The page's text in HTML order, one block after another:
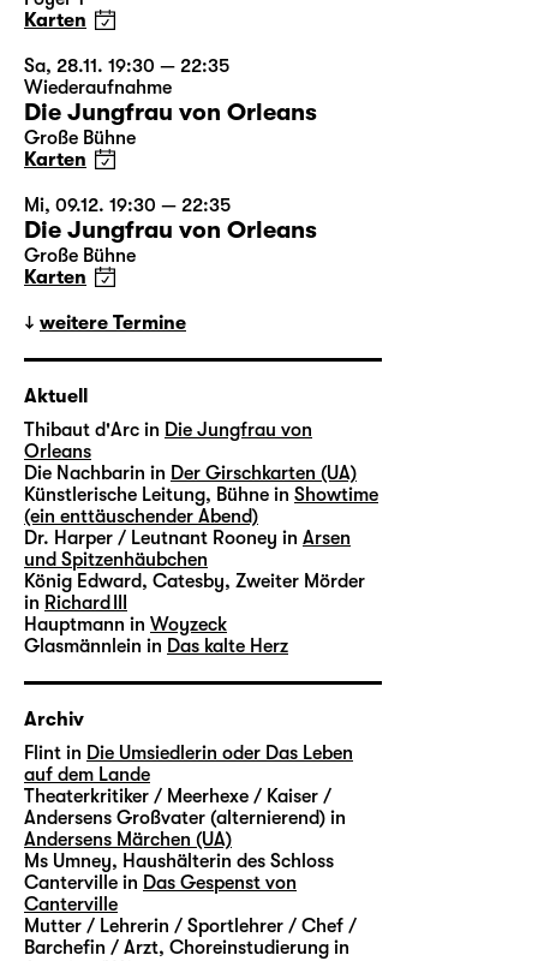
Karten
Sa, 28.11. 19:30 — 22:35
Wiederaufnahme
Die Jungfrau von Orleans
Große Bühne
Karten
Mi, 09.12. 19:30 — 22:35
Die Jungfrau von Orleans
Große Bühne
Karten
weitere Termine
Aktuell
Thibaut d'Arc in Die Jungfrau von
Orleans
Die Nachbarin in Der Girschkarten (UA)
Künstlerische Leitung, Bühne in Showtime
(ein enttäuschender Abend)
Dr. Harper / Leutnant Rooney in Arsen
und Spitzenhäubchen
König Edward, Catesby, Zweiter Mörder
in Richard III
Hauptmann in Woyzeck
Glasmännlein in Das kalte Herz
Archiv
Flint in Die Umsiedlerin oder Das Leben
auf dem Lande
Theaterkritiker / Meerhexe / Kaiser /
Andersens Großvater (alternierend) in
Andersens Märchen (UA)
Ms Umney, Haushälterin des Schloss
Canterville in Das Gespenst von
Canterville
Mutter / Lehrerin / Sportlehrer / Chef /
Barchefin / Arzt, Choreinstudierung in